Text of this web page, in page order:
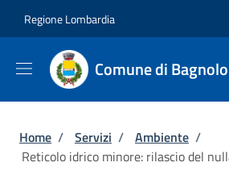
Regione Lombardia
Comune di
Briciole di pane
Home / Servizi / Ambiente /
Reticolo idrico minore: rilascio del